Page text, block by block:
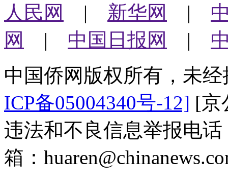
人民网
| 新华网 |
网
| 中国日报网 |
中国侨网版权所有，未
ICP备05004340号-12] [京
违法和不良信息举报电话
箱：